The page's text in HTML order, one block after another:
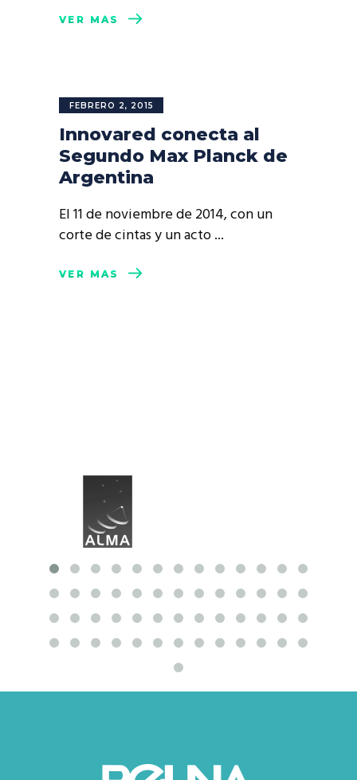
VER MÁS
FEBRERO 2, 2015
Innovared conecta al
Segundo Max Planck de
Argentina
El 11 de noviembre de 2014, con un
corte de cintas y un acto
VER MÁS